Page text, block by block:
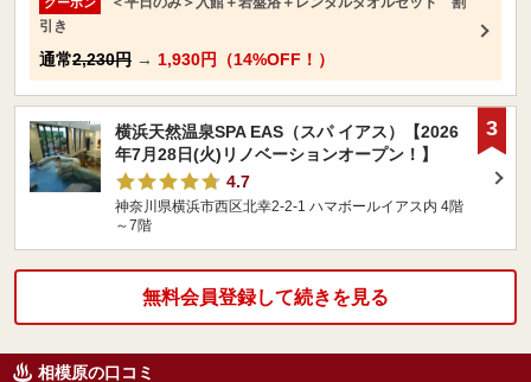
引き
通常2,230円 → 1,930円（14%OFF！）
横浜天然温泉SPA EAS（スパ イアス）【2026
年7月28日(火)リノベーションオープン！】
4.7
神奈川県横浜市西区北幸2-2-1 ハマボールイアス内 4階
～7階
3
無料会員登録して続きを見る
相模原の口コミ